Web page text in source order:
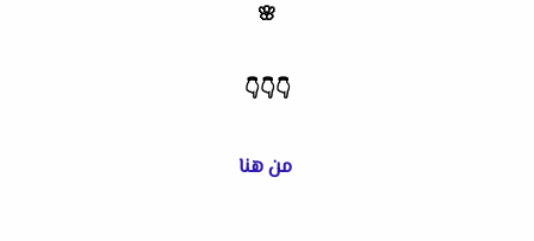
🌸
👇
👇
👇
من هنا